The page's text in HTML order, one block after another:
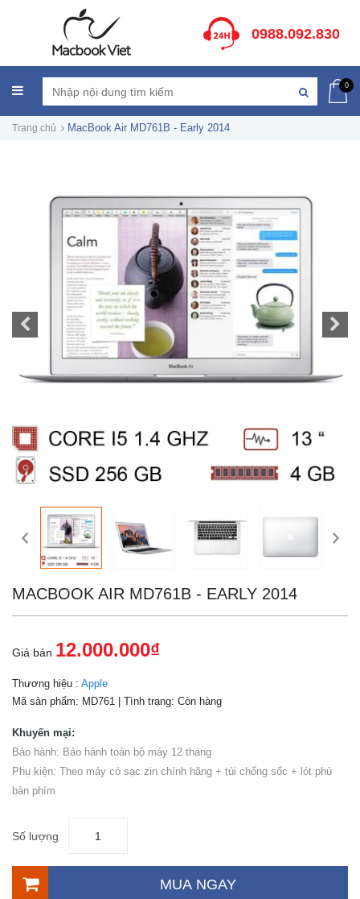
0988.092.830
0
Trang chủ MacBook Air MD761B - Early 2014
MACBOOK AIR MD761B - EARLY 2014
Giá bán 12.000.000₫
Thương hiệu : Apple
Mã sản phẩm: MD761 | Tình trạng: Còn hàng
Khuyến mại:
Bảo hành: Bảo hành toàn bộ máy 12 tháng
Phụ kiện: Theo máy có sạc zin chính hãng + túi chống sốc + lót phủ
bàn phím
Số lượng
MUA NGAY